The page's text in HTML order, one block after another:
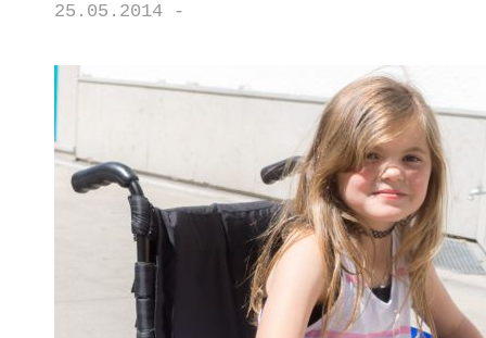
25.05.2014 -